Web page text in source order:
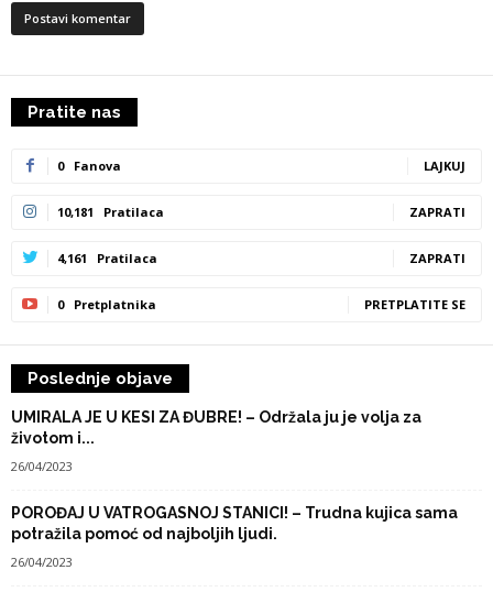
Pratite nas
0 Fanova LAJKUJ
10,181 Pratilaca ZAPRATI
4,161 Pratilaca ZAPRATI
0 Pretplatnika PRETPLATITE SE
Poslednje objave
UMIRALA JE U KESI ZA ĐUBRE! – Održala ju je volja za
životom i...
26/04/2023
POROĐAJ U VATROGASNOJ STANICI! – Trudna kujica sama
potražila pomoć od najboljih ljudi.
26/04/2023